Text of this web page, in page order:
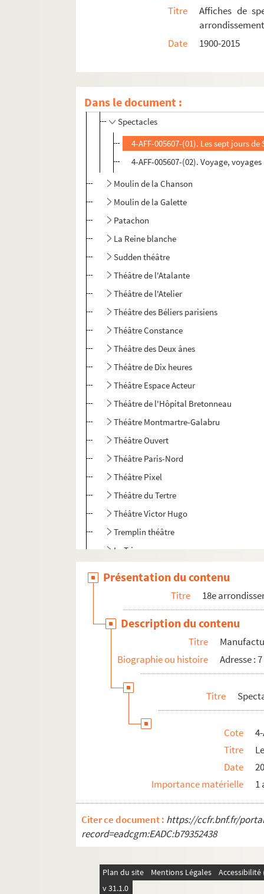
Titre
Affiches de
Date
1900-2015
Dans le document :
Le Grand Parquet
Historial de Montmartre
Manufacture des Abbesses
Spectacles
4-AFF-005607-(01). Les sept jours
4-AFF-005607-(02). Voyage, voyages
Moulin de la Chanson
Moulin de la Galette
Patachon
La Reine blanche
Sudden théâtre
Théâtre de l'Atalante
Théâtre de l'Atelier
Théâtre des Béliers parisiens
Théâtre Constance
Théâtre des Deux ânes
Théâtre de Dix heures
Théâtre Espace Acteur
Théâtre de l'Hôpital Bretonneau
Théâtre Montmartre-Galabru
Théâtre Ouvert
Théâtre Paris-Nord
Théâtre Pixel
Théâtre du Tertre
Théâtre Victor Hugo
Tremplin théâtre
Le Trianon
19e arrondissement
20e arrondissement
Présentation du contenu
Titre 18e
Description du contenu
Titre
Biographie ou histoire
Adresse :
Titre
Cote
Titre
Date
Importance matérielle
1
Citer ce document : https://ccfr.bnf.fr/
record=eadcgm:EADC:b79352438
Plan du site Mentions Légales
v 31.1.0